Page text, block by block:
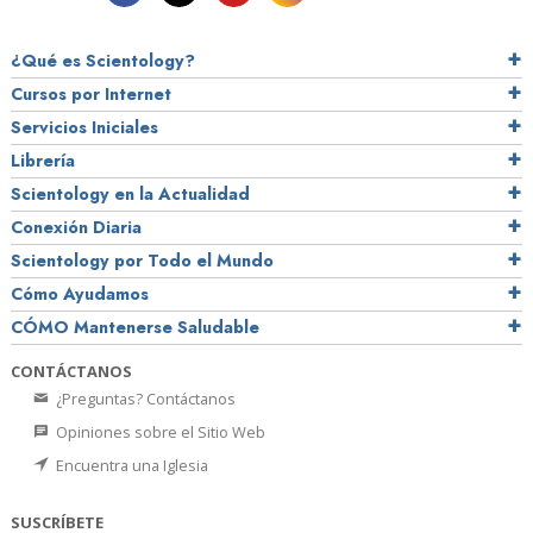
¿Qué es Scientology?
Cursos por Internet
Servicios Iniciales
Librería
Scientology en la Actualidad
Conexión Diaria
Scientology por Todo el Mundo
Cómo Ayudamos
CÓMO Mantenerse Saludable
CONTÁCTANOS
¿Preguntas? Contáctanos
Opiniones sobre el Sitio Web
Encuentra una Iglesia
SUSCRÍBETE